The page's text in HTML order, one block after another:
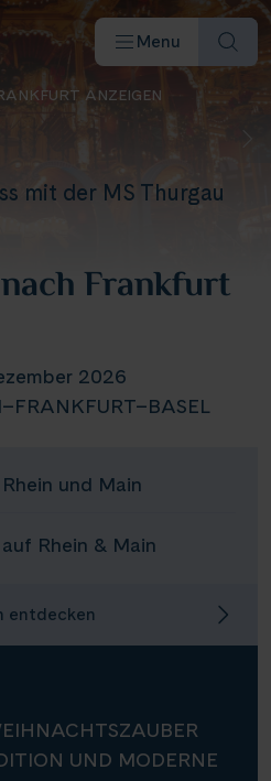
Menu
ANZEIGEN
mit der MS Thurgau
Frankfurt
2026
und Main
Rhein & Main
entdecken
UND MODERNE